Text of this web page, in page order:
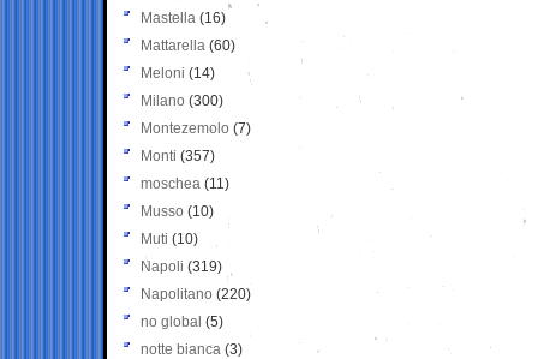
Mastella (16)
Mattarella (60)
Meloni (14)
Milano (300)
Montezemolo (7)
Monti (357)
moschea (11)
Musso (10)
Muti (10)
Napoli (319)
Napolitano (220)
no global (5)
notte bianca (3)